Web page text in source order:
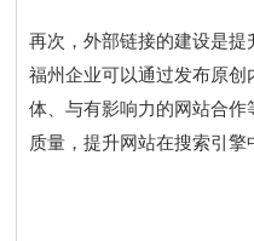
再次，外部链接的建设是提
福州企业可以通过发布原
体、与有影响力的网站合
质量，提升网站在搜索引擎